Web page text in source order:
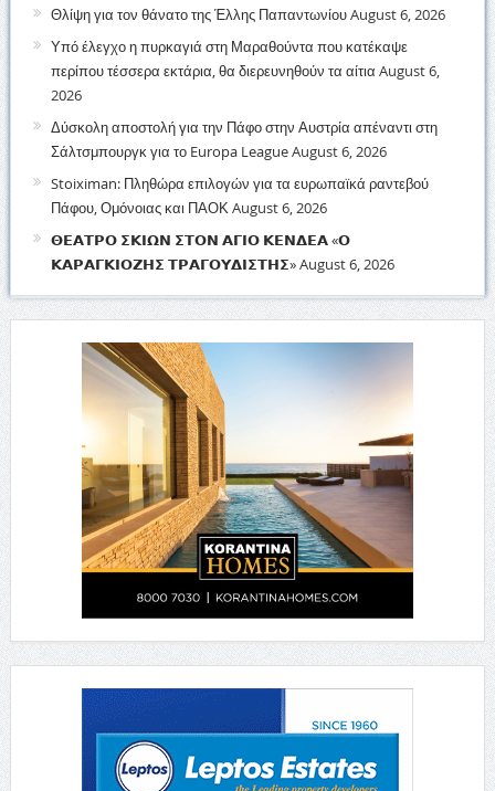
Θλίψη για τον θάνατο της Έλλης ΠαπαντωνίουAugust 6, 2026
Υπό έλεγχο η πυρκαγιά στη Μαραθούντα που κατέκαψε
περίπου τέσσερα εκτάρια, θα διερευνηθούν τα αίτια August 6,
2026
Δύσκολη αποστολή για την Πάφο στην Αυστρία απέναντι στη
Σάλτσμπουργκ για το Europa LeagueAugust 6, 2026
Stoiximan: Πληθώρα επιλογών για τα ευρωπαϊκά ραντεβού
Πάφου, Ομόνοιας και ΠΑΟΚAugust 6, 2026
𝝝𝝚𝝖𝝩𝝦𝝤 𝝨𝝟𝝞𝝮𝝢 𝝨𝝩𝝤𝝢 𝝖𝝘𝝞𝝤 𝝟𝝚𝝢𝝙𝝚𝝖 «𝝤
𝝟𝝖𝝦𝝖𝝘𝝟𝝞𝝤𝝛𝝜𝝨 𝝩𝝦𝝖𝝘𝝤𝝪𝝙𝝞𝝨𝝩𝝜𝝨»August 6, 2026